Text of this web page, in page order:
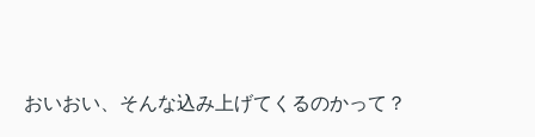
おいおい、そんな込み上げてくるのかって？